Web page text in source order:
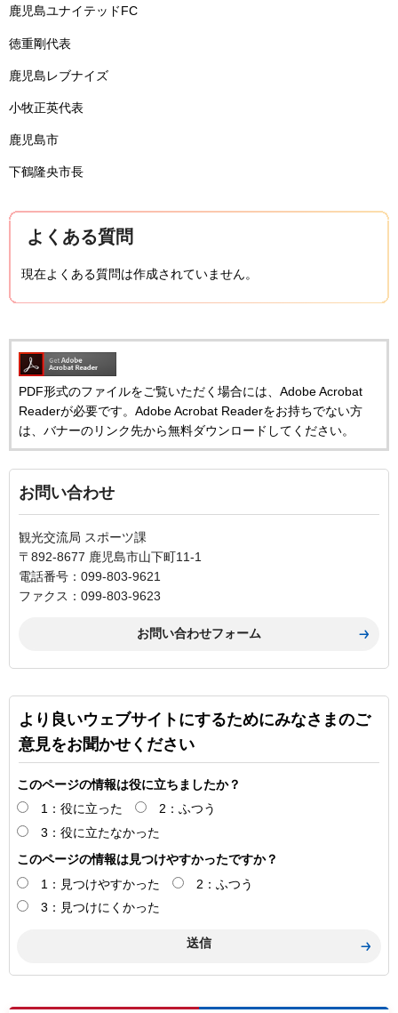
鹿児島ユナイテッドFC
徳重剛代表
鹿児島レブナイズ
小牧正英代表
鹿児島市
下鶴隆央市長
よくある質問
現在よくある質問は作成されていません。
PDF形式のファイルをご覧いただく場合には、Adobe Acrobat
Readerが必要です。Adobe Acrobat Readerをお持ちでない方
は、バナーのリンク先から無料ダウンロードしてください。
お問い合わせ
観光交流局 スポーツ課
〒892-8677 鹿児島市山下町11-1
電話番号：099-803-9621
ファクス：099-803-9623
より良いウェブサイトにするためにみなさまのご
意見をお聞かせください
このページの情報は役に立ちましたか？
1：役に立った
2：ふつう
3：役に立たなかった
このページの情報は見つけやすかったですか？
1：見つけやすかった
2：ふつう
3：見つけにくかった